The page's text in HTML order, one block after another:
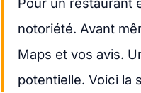
notoriété. Avant
Maps et vos avis.
potentielle. Voici la